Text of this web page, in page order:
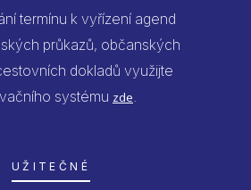
termínu k vyřízení agend
průkazů, občanských
dokladů využijte
systému zde
UŽITEČNÉ